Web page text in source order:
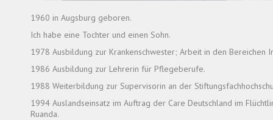
1960 in Augsburg geboren.
Ich habe eine Tochter und einen Sohn.
1978 Ausbildung zur Krankenschwester; Arbeit in den Bereichen
1986 Ausbildung zur Lehrerin für Pflegeberufe.
1988 Weiterbildung zur Supervisorin an der
1994 Auslandseinsatz im Auftrag der Care Deutschland im
Ruanda.